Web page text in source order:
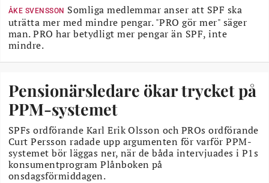
ÅKE SVENSSON Somliga medlemmar anser att SPF ska
uträtta mer med mindre pengar. "PRO gör mer" säger
man. PRO har betydligt mer pengar än SPF, inte
mindre.
Pensionärsledare ökar trycket på
PPM-systemet
SPFs ordförande Karl Erik Olsson och PROs ordförande
Curt Persson radade upp argumenten för varför PPM-
systemet bör läggas ner, när de båda intervjuades i P1s
konsumentprogram Plånboken på
onsdagsförmiddagen.